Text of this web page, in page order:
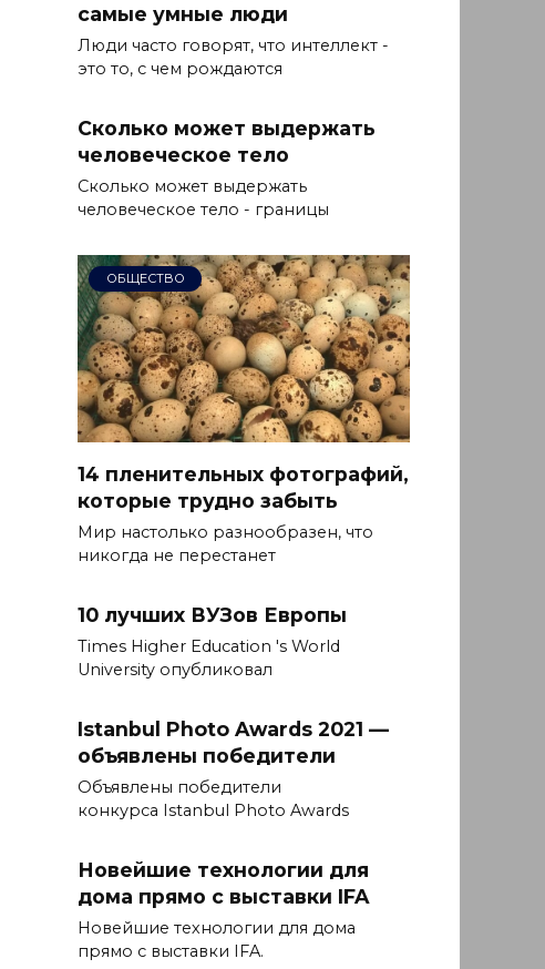
самые умные люди
Люди часто говорят, что интеллект -
это то, с чем рождаются
Сколько может выдержать
человеческое тело
Сколько может выдержать
человеческое тело - границы
ОБЩЕСТВО
14 пленительных фотографий,
которые трудно забыть
Мир настолько разнообразен, что
никогда не перестанет
10 лучших ВУЗов Европы
Times Higher Education 's World
University опубликовал
Istanbul Photo Awards 2021 —
объявлены победители
Объявлены победители
конкурса Istanbul Photo Awards
Новейшие технологии для
дома прямо с выставки IFA
Новейшие технологии для дома
прямо с выставки IFA.